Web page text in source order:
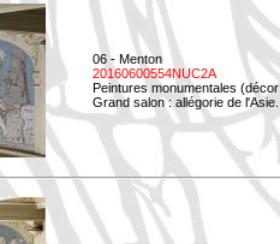
06 - Menton
20160600554NUC2A
Peintures monumentales
Grand salon : allégorie de l'Asie.